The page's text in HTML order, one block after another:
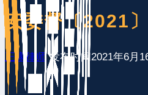
安委督〔2021
王康律师 发布时间2021年6月